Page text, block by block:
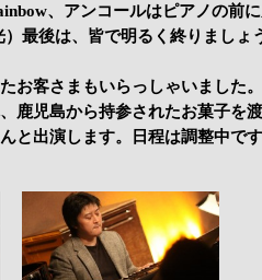
、アンコールはピアノの前
）最後は、皆で明るく終りましょ
お客さまもいらっしゃいました
鹿児島から持参されたお菓子を
と出演します。日程は調整中で